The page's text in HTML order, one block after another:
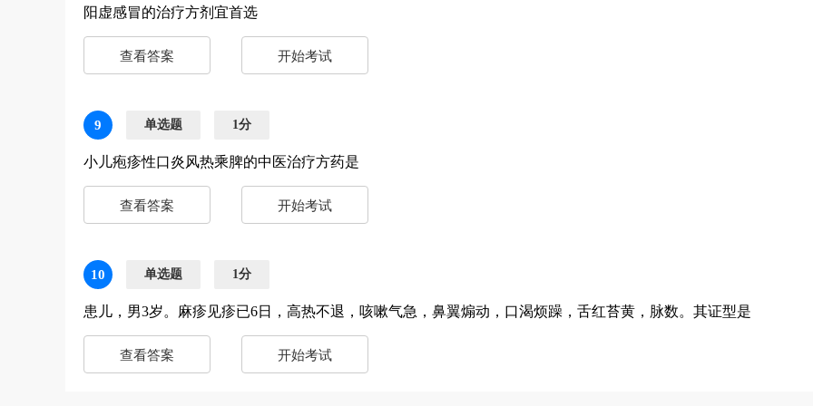
阳虚感冒的治疗方剂宜首选
查看答案 开始考试
9 单选题 1分
小儿疱疹性口炎风热乘脾的中医治疗方药是
查看答案 开始考试
10 单选题 1分
患儿，男3岁。麻疹见疹已6日，高热不退，咳嗽气急，鼻翼煽动，口渴烦躁，舌红苔黄，脉数。其证型是
查看答案 开始考试